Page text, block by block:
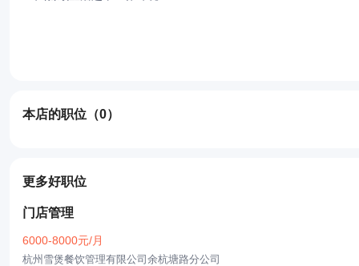
本店的职位 （0）
更多好职位
门店管理
6000-8000元/月
杭州雪煲餐饮管理有限公司余杭塘路分公司